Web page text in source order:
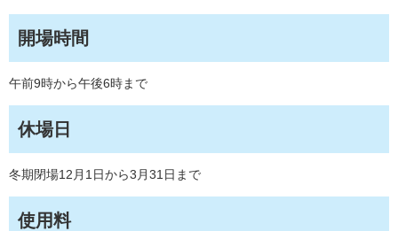
開場時間
午前9時から午後6時まで
休場日
冬期閉場12月1日から3月31日まで
使用料